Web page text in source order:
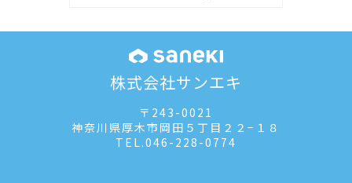
株式会社サンエキ
〒243-0021
神奈川県厚木市岡田５丁目２２−１８
TEL.046-228-0774